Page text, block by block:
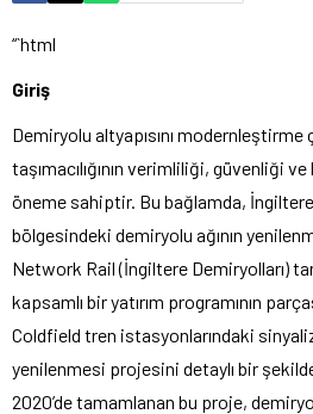
“`html
Giriş
Demiryolu altyapısını modernleştirme
taşımacılığının verimliliği, güvenliği
öneme sahiptir. Bu bağlamda,
bölgesindeki demiryolu ağının
Network Rail (İngiltere Demiryolları)
kapsamlı bir yatırım programının
Coldfield tren istasyonlarındaki
yenilenmesi projesini detaylı bir
2020’de tamamlanan bu proje,